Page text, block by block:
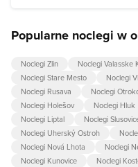
Popularne noclegi w
Noclegi Zlin Noclegi Valasske
Noclegi Stare Mesto
Noclegi
Noclegi Rusava
Noclegi
Noclegi Holešov
Noclegi Hluk
Noclegi Liptal
Noclegi
Noclegi Uherský Ostroh
Noclegi Nová Lhota
Noclegi
Noclegi Kunovice
Noclegi